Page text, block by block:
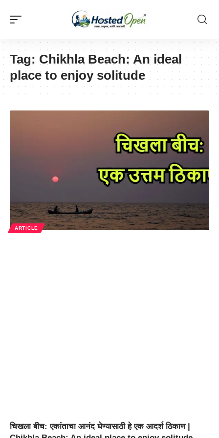
Tag: Chikhla Beach: An ideal
place to enjoy solitude
ARTICLE
चिखला बीच: एकांताचा आनंद घेण्यासाठी हे एक आदर्श ठिकाण |